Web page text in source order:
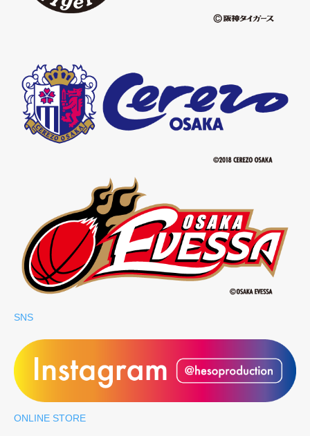
SNS
ONLINE STORE